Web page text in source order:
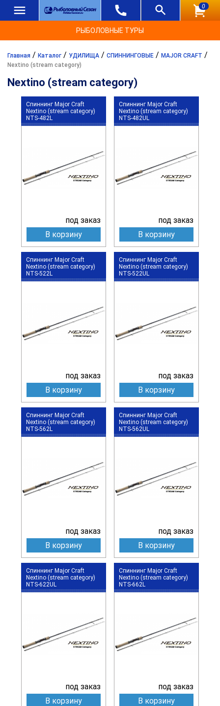
0
РЫБОЛОВНЫЕ ТУРЫ
Главная / Каталог / УДИЛИЩА / СПИННИНГОВЫЕ / MAJOR CRAFT /
Nextino (stream category)
Nextino (stream category)
Спиннинг Major Craft
Nextino (stream category)
NTS-482L
под заказ
В корзину
Спиннинг Major Craft
Nextino (stream category)
NTS-482UL
под заказ
В корзину
Спиннинг Major Craft
Nextino (stream category)
NTS-522L
под заказ
В корзину
Спиннинг Major Craft
Nextino (stream category)
NTS-522UL
под заказ
В корзину
Спиннинг Major Craft
Nextino (stream category)
NTS-562L
под заказ
В корзину
Спиннинг Major Craft
Nextino (stream category)
NTS-562UL
под заказ
В корзину
Спиннинг Major Craft
Nextino (stream category)
NTS-622UL
под заказ
В корзину
Спиннинг Major Craft
Nextino (stream category)
NTS-662L
под заказ
В корзину